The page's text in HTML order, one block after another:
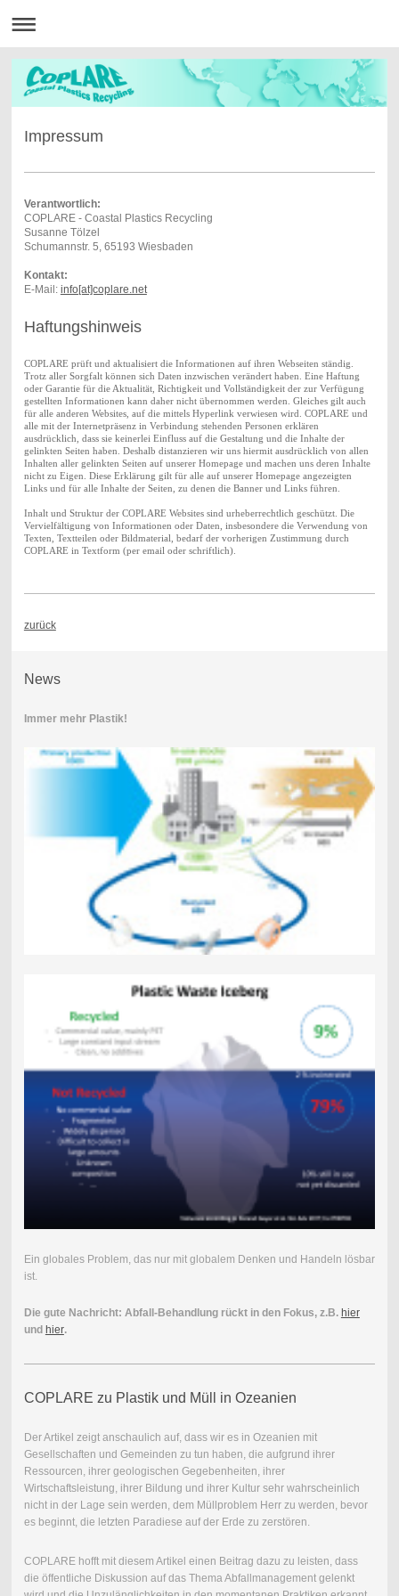
Impressum
Verantwortlich:
COPLARE - Coastal Plastics Recycling
Susanne Tölzel
Schumannstr. 5, 65193 Wiesbaden
Kontakt:
E-Mail: info[at]coplare.net
Haftungshinweis
COPLARE prüft und aktualisiert die Informationen auf ihren Webseiten ständig.
Trotz aller Sorgfalt können sich Daten inzwischen verändert haben. Eine Haftung
oder Garantie für die Aktualität, Richtigkeit und Vollständigkeit der zur Verfügung
gestellten Informationen kann daher nicht übernommen werden. Gleiches gilt auch
für alle anderen Websites, auf die mittels Hyperlink verwiesen wird. COPLARE und
alle mit der Internetpräsenz in Verbindung stehenden Personen erklären
ausdrücklich, dass sie keinerlei Einfluss auf die Gestaltung und die Inhalte der
gelinkten Seiten haben. Deshalb distanzieren wir uns hiermit ausdrücklich von allen
Inhalten aller gelinkten Seiten auf unserer Homepage und machen uns deren Inhalte
nicht zu Eigen. Diese Erklärung gilt für alle auf unserer Homepage angezeigten
Links und für alle Inhalte der Seiten, zu denen die Banner und Links führen.
Inhalt und Struktur der COPLARE Websites sind urheberrechtlich geschützt. Die
Vervielfältigung von Informationen oder Daten, insbesondere die Verwendung von
Texten, Textteilen oder Bildmaterial, bedarf der vorherigen Zustimmung durch
COPLARE in Textform (per email oder schriftlich).
zurück
News
Immer mehr Plastik!
Ein globales Problem, das nur mit globalem Denken und Handeln lösbar
ist.
Die gute Nachricht: Abfall-Behandlung rückt in den Fokus, z.B. hier
und hier.
COPLARE zu Plastik und Müll in Ozeanien
Der Artikel zeigt anschaulich auf, dass wir es in Ozeanien mit
Gesellschaften und Gemeinden zu tun haben, die aufgrund ihrer
Ressourcen, ihrer geologischen Gegebenheiten, ihrer
Wirtschaftsleistung, ihrer Bildung und ihrer Kultur sehr wahrscheinlich
nicht in der Lage sein werden, dem Müllproblem Herr zu werden, bevor
es beginnt, die letzten Paradiese auf der Erde zu zerstören.
COPLARE hofft mit diesem Artikel einen Beitrag dazu zu leisten, dass
die öffentliche Diskussion auf das Thema Abfallmanagement gelenkt